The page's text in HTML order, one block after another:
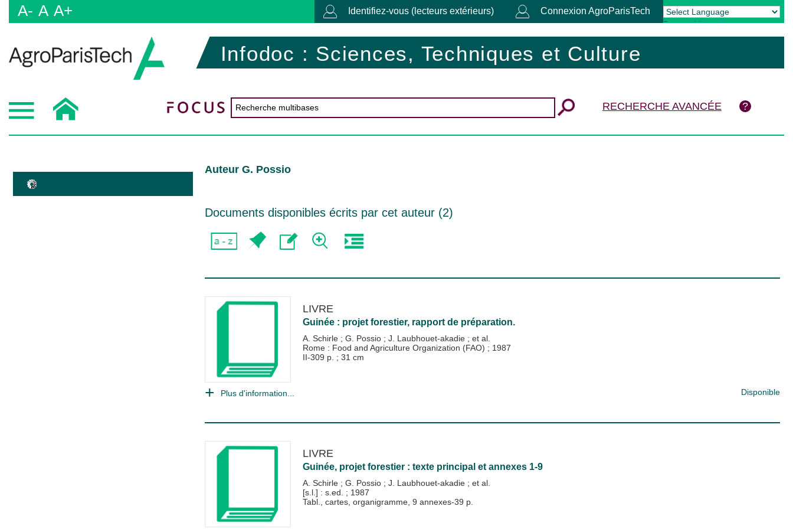
A- A A+ Identifiez-vous (lecteurs extérieurs) Connexion AgroParisTech
Powered by Translate
Infodoc : Sciences, Techniques et Culture
RECHERCHE AVANCÉE
Auteur G. Possio
Documents disponibles écrits par cet auteur (2)
LIVRE
Guinée : projet forestier, rapport de préparation.
A. Schirle ; G. Possio ; J. Laubhouet-akadie ; et al.
Rome : Food and Agriculture Organization (FAO) ; 1987
II-309 p. ; 31 cm
Plus d'information... Disponible
LIVRE
Guinée, projet forestier : texte principal et annexes 1-9
A. Schirle ; G. Possio ; J. Laubhouet-akadie ; et al.
[s.l.] : s.ed. ; 1987
Tabl., cartes, organigramme, 9 annexes-39 p.